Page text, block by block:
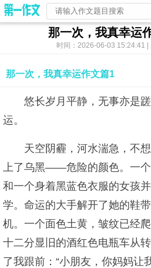
那一次，我真幸运
时间：2026-06-03 15:24:41 |
那一次，我真幸运作文篇1
悠长岁月平静，无事亦是
运。
天空阴霾，河水湍急，不
上了乌黑——危险的颜色。一
和一个身着黑蓝色衣服的女孩
学。命运的大手解开了她的鞋
机。一个面色土黄，皱纹已经
十二分显旧的酒红色电瓶车从
了我跟前：“小朋友，你妈妈让